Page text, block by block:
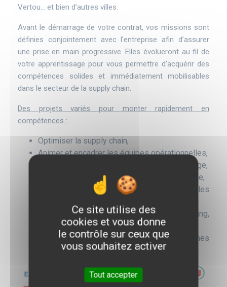
Vertou… et bien d’autres villes.
Avant le démarrage de votre contrat, vos missions sont
définies conjointement avec l’entreprise afin d’assurer
une prise en main progressive. Elles évolueront au fil de
votre apprentissage pour vous permettre d’acquérir des
compétences solides et immédiatement mobilisables
dans le secteur de la supply chain.
Des projets variés pour monter rapidement en
compétences :
Optimiser la supply chain,
Animer et encadrer les équipes opérationnelles,
Réimplanter et fiabiliser les zones de stockage,
Conduire des chantiers d’amélioration continue,
Planifier la production et organiser les
Piloter la démarche achats : sourcing,
négociation, performance fournisseurs,
Automatiser les processus des Systèmes
d'Information.
Ce site utilise des
cookies et vous donne
le contrôle sur ceux que
vous souhaitez activer
Tout accepter